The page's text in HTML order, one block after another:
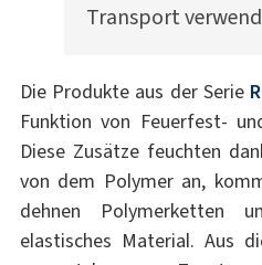
Transport
Die Produkte aus der Serie
Funktion von Feuerfest-
Diese Zusätze feuchten
von dem Polymer an,
dehnen Polymerketten
elastisches Material. Aus